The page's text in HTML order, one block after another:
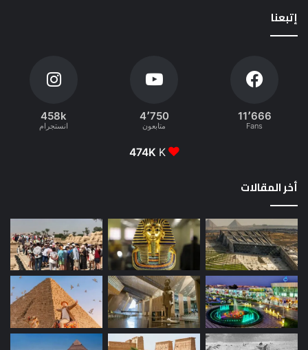
إتبعنا
11٬666
Fans
4٬750
متابعون
458k
انستجرام
474K K
أخر المقالات